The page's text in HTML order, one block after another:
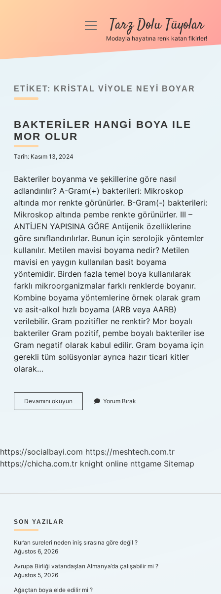
Anasayfa
Yasal Uyarı
Hakkımızda
menüyüTarz Dolu Tüyolar
Modayla hayatına renk katan fikirler!
ETIKET: KRISTAL VIYOLE NEYI BOYAR
BAKTERILER HANGI BOYA ILE
MOR OLUR
Tarih: Kasım 13, 2024
Bakteriler boyanma ve şekillerine göre nasıl
adlandırılır? A-Gram(+) bakterileri: Mikroskop
altında mor renkte görünürler. B-Gram(-) bakterileri:
Mikroskop altında pembe renkte görünürler. III –
ANTİJEN YAPISINA GÖRE Antijenik özelliklerine
göre sınıflandırılırlar. Bunun için serolojik yöntemler
kullanılır. Metilen mavisi boyama nedir? Metilen
mavisi en yaygın kullanılan basit boyama
yöntemidir. Birden fazla temel boya kullanılarak
farklı mikroorganizmalar farklı renklerde boyanır.
Kombine boyama yöntemlerine örnek olarak gram
ve asit-alkol hızlı boyama (ARB veya AARB)
verilebilir. Gram pozitifler ne renktir? Mor boyalı
bakteriler Gram pozitif, pembe boyalı bakteriler ise
Gram negatif olarak kabul edilir. Gram boyama için
gerekli tüm solüsyonlar ayrıca hazır ticari kitler
olarak…
Devamını okuyun Bakteriler
Hangi
Yorum Bırak
https://socialbayi.com https://meshtech.com.tr
https://chicha.com.tr knight online nttgame Sitemap
SIDEBAR
SON YAZILAR
Kur’an sureleri neden iniş sırasına göre değil ?
Ağustos 6, 2026
Avrupa Birliği vatandaşları Almanya’da çalışabilir mi ?
Ağustos 5, 2026
Ağaçtan boya elde edilir mi ?